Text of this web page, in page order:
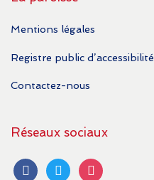
Mentions légales
Registre public d’accessibilité
Contactez-nous
Réseaux sociaux
facebooktwitter instagram